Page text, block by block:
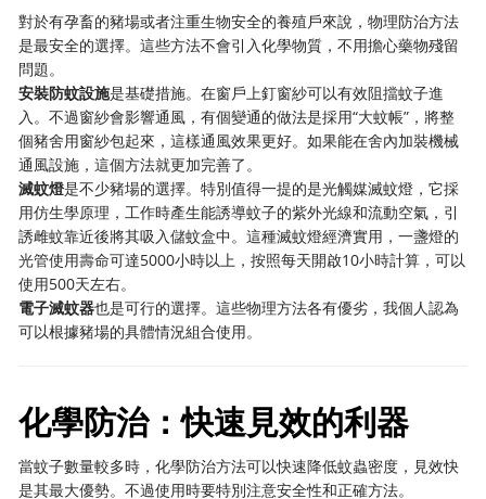
對於有孕畜的豬場或者注重生物安全的養殖戶來說，物理防治方法
是最安全的選擇。這些方法不會引入化學物質，不用擔心藥物殘留
問題。
安裝防蚊設施是基礎措施。在窗戶上釘窗紗可以有效阻擋蚊子進
入。不過窗紗會影響通風，有個變通的做法是採用“大蚊帳”，將整
個豬舍用窗紗包起來，這樣通風效果更好。如果能在舍內加裝機械
通風設施，這個方法就更加完善了。
滅蚊燈是不少豬場的選擇。特別值得一提的是光觸媒滅蚊燈，它採
用仿生學原理，工作時產生能誘導蚊子的紫外光線和流動空氣，引
誘雌蚊靠近後將其吸入儲蚊盒中。這種滅蚊燈經濟實用，一盞燈的
光管使用壽命可達5000小時以上，按照每天開啟10小時計算，可以
使用500天左右。
電子滅蚊器也是可行的選擇。這些物理方法各有優劣，我個人認為
可以根據豬場的具體情況組合使用。
化學防治：快速見效的利器
當蚊子數量較多時，化學防治方法可以快速降低蚊蟲密度，見效快
是其最大優勢。不過使用時要特別注意安全性和正確方法。